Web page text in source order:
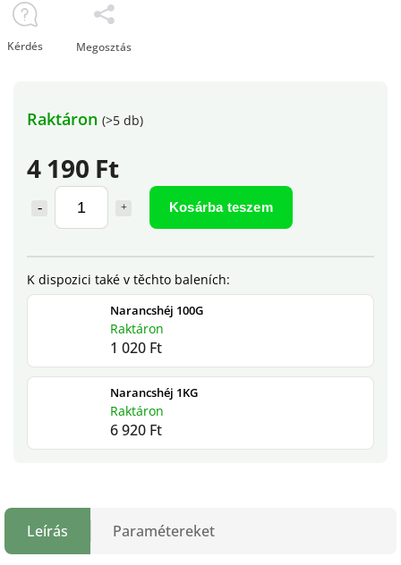
4 190 Ft
Kosárba teszem
Narancshéj 100G
Raktáron
1 020 Ft
Narancshéj 1KG
Raktáron
6 920 Ft
Raktáron (>5 db)
Kérdés Megosztás
Leírás Paramétereket